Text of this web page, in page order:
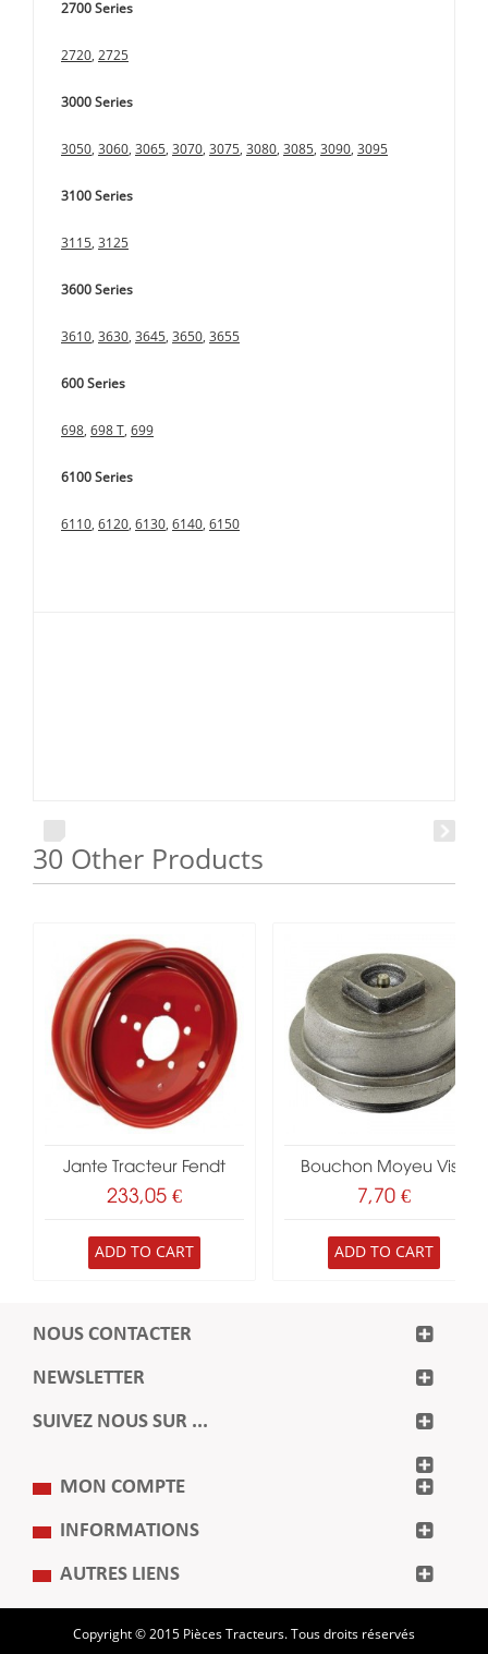
2700 Series
2720, 2725
3000 Series
3050, 3060, 3065, 3070, 3075, 3080, 3085, 3090, 3095
3100 Series
3115, 3125
3600 Series
3610, 3630, 3645, 3650, 3655
600 Series
698, 698 T, 699
6100 Series
6110, 6120, 6130, 6140, 6150
30 Other Products
Jante Tracteur Fendt
233,05 €
ADD TO CART
Bouchon Moyeu Visé
7,70 €
ADD TO CART
NOUS CONTACTER
NEWSLETTER
SUIVEZ NOUS SUR ...
MON COMPTE
INFORMATIONS
AUTRES LIENS
Copyright © 2015 Pièces Tracteurs. Tous droits réservés